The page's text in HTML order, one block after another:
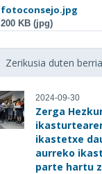
fotoconsejo.jpg
200 KB (jpg)
Zerikusia duten
2024-09-30
Zerga
ikastetxe
aurreko
parte hartu